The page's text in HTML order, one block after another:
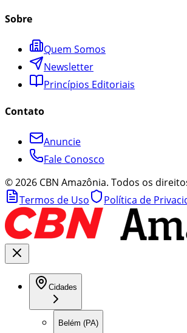
Sobre
Quem Somos
Newsletter
Princípios Editoriais
Contato
Anuncie
Fale Conosco
©2026 CBN Amazônia. Todos os
Termos de Uso
Política de
Cidades
Belém (PA)